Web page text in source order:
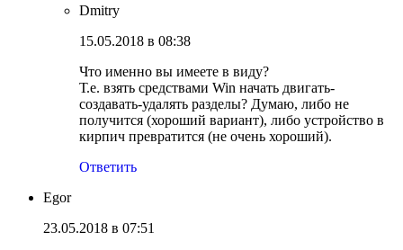
Dmitry
15.05.2018 в 08:38
Что именно вы имеете в виду?
Т.е. взять средствами Win начать двигать-
создавать-удалять разделы? Думаю, либо не
получится (хороший вариант), либо устройство в
кирпич превратится (не очень хороший).
Ответить
Egor
23.05.2018 в 07:51